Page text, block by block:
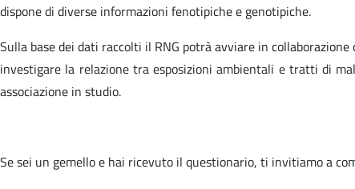
dispone di diverse informazioni fenotipiche e genotipiche.
Sulla base dei dati raccolti il RNG potrà avviare in
investigare la relazione tra esposizioni ambientali e tratti di
associazione in studio.
Se sei un gemello e hai ricevuto il questionario, ti invitiamo a